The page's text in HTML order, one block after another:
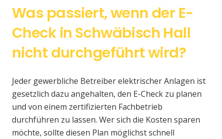
Was passiert, wenn der E-
Check in Schwäbisch Hall
nicht durchgeführt wird?
Jeder gewerbliche Betreiber elektrischer Anlagen ist
gesetzlich dazu angehalten, den E-Check zu planen
und von einem zertifizierten Fachbetrieb
durchführen zu lassen. Wer sich die Kosten sparen
möchte, sollte diesen Plan möglichst schnell